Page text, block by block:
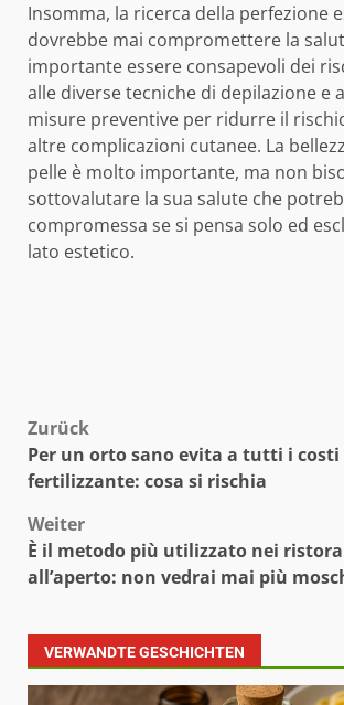
Insomma, la ricerca della perfezione
dovrebbe mai compromettere la
importante essere consapevoli dei
alle diverse tecniche di depilazione e
misure preventive per ridurre il
altre complicazioni cutanee. La
pelle è molto importante, ma non
sottovalutare la sua salute che
compromessa se si pensa solo ed
lato estetico.
Beitragsnavigation
Zurück
Per un orto sano evita a tutti i costi
fertilizzante: cosa si rischia
Weiter
È il metodo più utilizzato nei
all’aperto: non vedrai mai più
VERWANDTE GESCHICHTEN